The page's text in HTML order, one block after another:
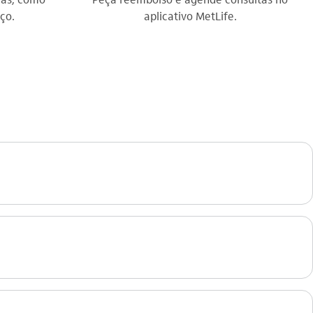
aplicativo MetLife.